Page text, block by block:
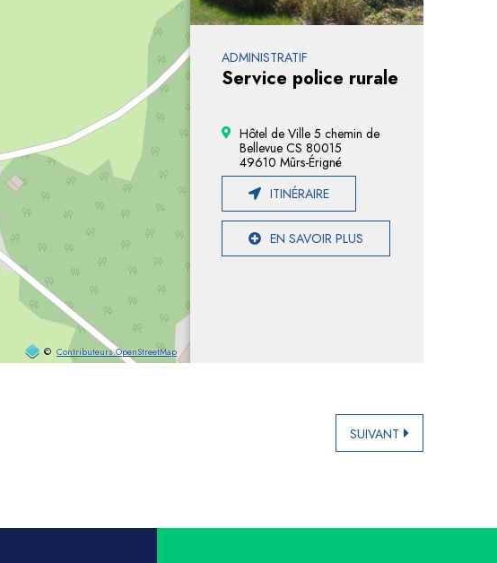
© Contributeurs OpenStreetMap
ADMINISTRATIF
Service police rurale
Hôtel de Ville 5 chemin de
Bellevue CS 80015
49610 Mûrs-Érigné
ITINÉRAIRE
EN SAVOIR PLUS
SUIVANT